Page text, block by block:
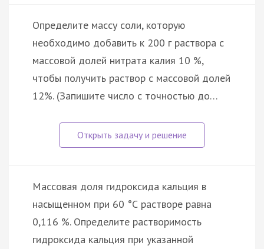
Определите массу соли, которую
необходимо добавить к 200 г раствора с
массовой долей нитрата калия 10 %,
чтобы получить раствор с массовой долей
12%. (Запишите число с точностью до…
Массовая доля гидроксида кальция в
насыщенном при 60 °С растворе равна
0,116 %. Определите растворимость
гидроксида кальция при указанной